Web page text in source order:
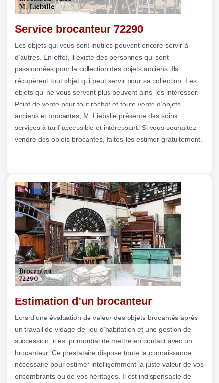
Service brocanteur 72290
Les objets qui vous sont inutiles peuvent encore servir à
d’autres. En effet, il existe des personnes qui sont
passionnées pour la collection des objets anciens. Ils
récupèrent tout objet qui peut servir pour sa collection. Les
objets qui ne vous servent plus peuvent ainsi les intéresser.
Point de vente pour tout rachat et toute vente d’objets
anciens et brocantes, M. Lieballe présente des soins
services à tarif accessible et intéressant. Si vous souhaitez
vendre des objets brocantes, faites-les estimer gratuitement.
Estimation d’un brocanteur
Lors d’une évaluation de valeur des objets brocantés après
un travail de vidage de lieu d’habitation et une gestion de
succession, il est primordial de mettre en contact avec un
brocanteur. Ce prestataire dispose toute la connaissance
nécessaire pour estimer intelligemment la juste valeur de vos
encombrants ou de vos héritages. Il est indispensable de